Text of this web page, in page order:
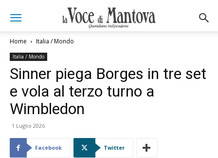
Home Italia / Mondo
Italia / Mondo
Sinner piega Borges in tre set
e vola al terzo turno a
Wimbledon
1 Luglio 2026
Facebook Twitter